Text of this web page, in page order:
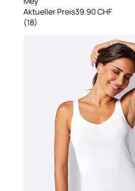
Aktueller Preis39.90 CHF
(18)